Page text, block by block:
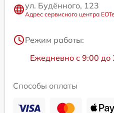
ул. Будённого, 123
Адрес сервисного центра
Режим работы:
Ежедневно с 9:00 до
Способы оплаты